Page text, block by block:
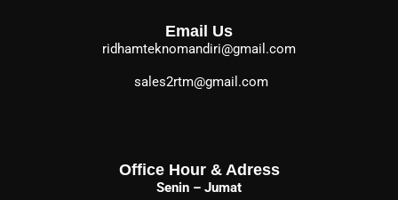
Email Us
ridhamteknomandiri@gmail.com
sales2rtm@gmail.com
Office Hour & Adress
Senin – Jumat